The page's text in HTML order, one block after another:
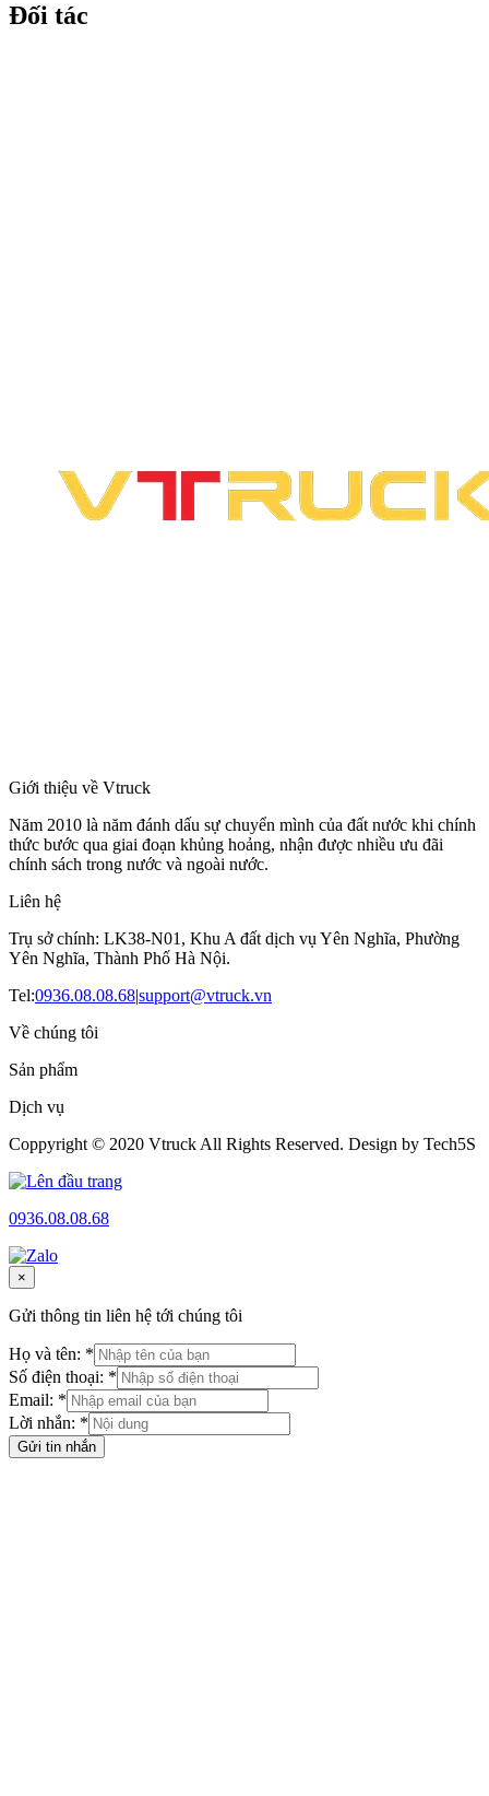
Đối tác
Giới thiệu về Vtruck
Năm 2010 là năm đánh dấu sự chuyển mình của đất nước khi chính
thức bước qua giai đoạn khủng hoảng, nhận được nhiều ưu đãi
chính sách trong nước và ngoài nước.
Liên hệ
Trụ sở chính: LK38-N01, Khu A đất dịch vụ Yên Nghĩa, Phường
Yên Nghĩa, Thành Phố Hà Nội.
Tel:0936.08.08.68|support@vtruck.vn
Về chúng tôi
Sản phẩm
Dịch vụ
Coppyright © 2020 Vtruck All Rights Reserved. Design by Tech5S
0936.08.08.68
×
Gửi thông tin liên hệ tới chúng tôi
Họ và tên: *
Số điện thoại: *
Email: *
Lời nhắn: *
Gửi tin nhắn